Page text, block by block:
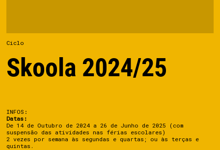
Ciclo
Skoola 2024/25
INFOS:
Datas:
De 14 de Outubro de 2024 a 26 de Junho de 2025 (com
suspensão das atividades nas férias escolares)
2 vezes por semana às segundas e quartas; ou às terças e
quintas.